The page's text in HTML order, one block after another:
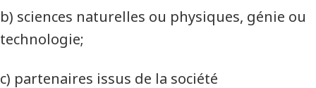
b) sciences naturelles ou physiques, génie ou
technologie;
c) partenaires issus de la société